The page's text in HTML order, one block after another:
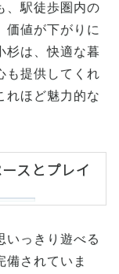
、駅徒歩圏内の
価値が下がりに
杉は、快適な暮
も提供してくれ
れほど魅力的な
スとプレイ
いっきり遊べる
備されていま